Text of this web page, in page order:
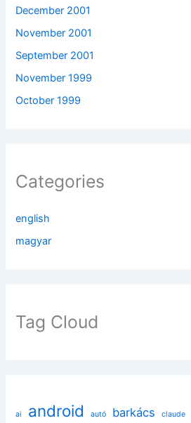
December 2001
November 2001
September 2001
November 1999
October 1999
Categories
english
magyar
Tag Cloud
ai android autó barkács claude